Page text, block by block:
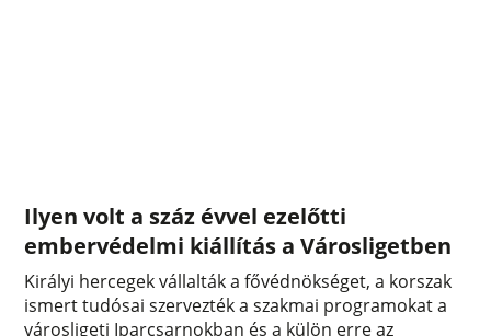
Ilyen volt a száz évvel ezelőtti
embervédelmi kiállítás a Városligetben
Királyi hercegek vállalták a fővédnökséget, a korszak
ismert tudósai szervezték a szakmai programokat a
városligeti Iparcsarnokban és a külön erre az